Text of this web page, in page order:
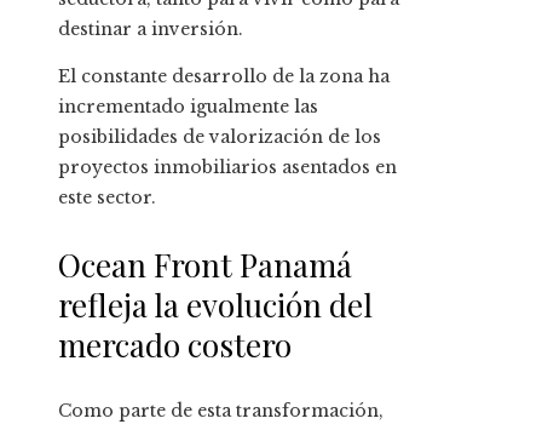
destinar a inversión.
El constante desarrollo de la zona ha
incrementado igualmente las
posibilidades de valorización de los
proyectos inmobiliarios asentados en
este sector.
Ocean Front Panamá
refleja la evolución del
mercado costero
Como parte de esta transformación,